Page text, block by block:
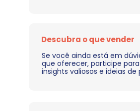
Descubra o que vender
Se você ainda está em
que oferecer, participe
insights valiosos e ideias de